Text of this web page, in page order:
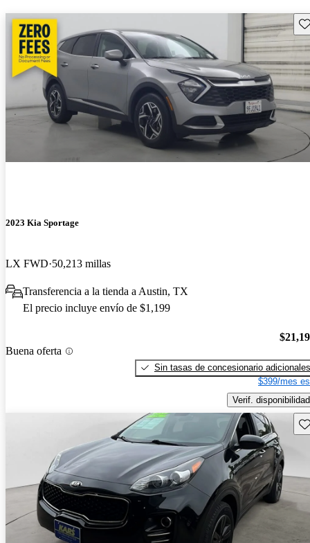
2023 Kia Sportage
LX FWD 50,213 millas
Transferencia a la tienda a Austin, TX
El precio incluye envío de $1,199
Buena oferta
Sin tasas de concesionario adicionales
$399/mes
Verif. disponibilidad